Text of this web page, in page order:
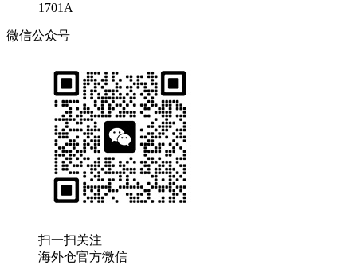
1701A
微信公众号
扫一扫关注
海外仓官方微信